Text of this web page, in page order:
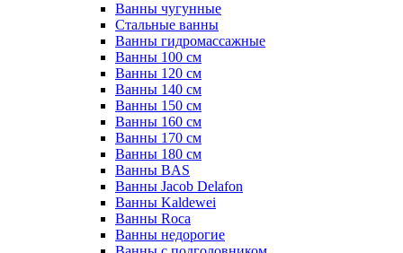
Ванны чугунные
Стальные ванны
Ванны гидромассажные
Ванны 100 см
Ванны 120 см
Ванны 140 см
Ванны 150 см
Ванны 160 см
Ванны 170 см
Ванны 180 см
Ванны BAS
Ванны Jacob Delafon
Ванны Kaldewei
Ванны Roca
Ванны недорогие